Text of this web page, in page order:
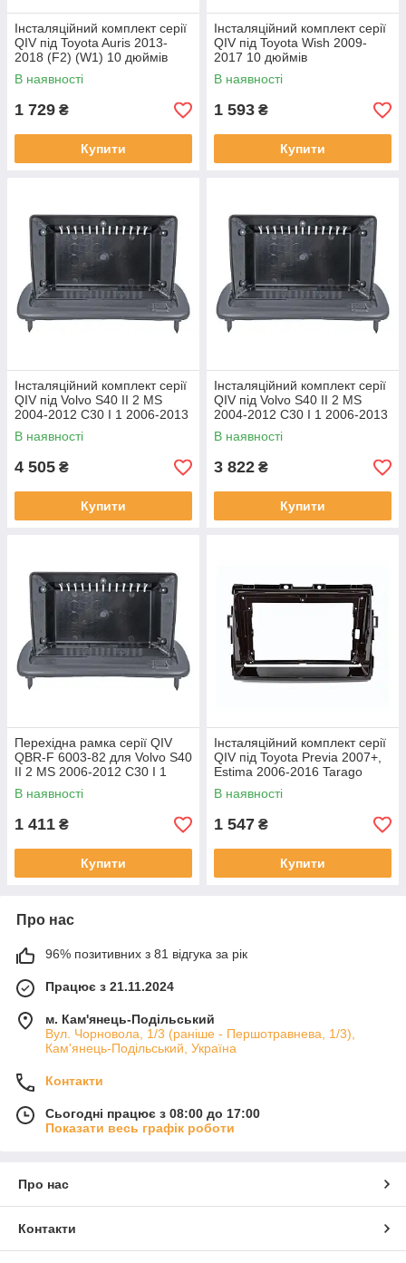
Інсталяційний комплект серії
QIV під Toyota Auris 2013-
2018 (F2) (W1) 10 дюймів
В наявності
1 729 ₴
Купити
Інсталяційний комплект серії
QIV під Toyota Wish 2009-
2017 10 дюймів
В наявності
1 593 ₴
Купити
Інсталяційний комплект серії
QIV під Volvo S40 II 2 MS
2004-2012 C30 I 1 2006-2013
C70 II 2 2005-2013 (W1) 9
В наявності
4 505 ₴
Купити
Інсталяційний комплект серії
QIV під Volvo S40 II 2 MS
2004-2012 C30 I 1 2006-2013
C70 II 2 2005-2013 (W2) 9
В наявності
3 822 ₴
Купити
Перехідна рамка серії QIV
QBR-F 6003-82 для Volvo S40
II 2 MS 2006-2012 C30 I 1
2006-2013 C70 II 2 2004-2010
9 дюймів
В наявності
1 411 ₴
Купити
Інсталяційний комплект серії
QIV під Toyota Previa 2007+,
Estima 2006-2016 Tarago
2007-2016 (W1) 9 дюймів
В наявності
1 547 ₴
Купити
Про нас
96% позитивних з 81 відгука за рік
Працює з 21.11.2024
м. Кам'янець-Подільський
Вул. Чорновола, 1/3 (раніше - Першотравнева, 1/3),
Кам'янець-Подільський, Україна
Контакти
Сьогодні працює з 08:00 до 17:00
Показати весь графік роботи
Про нас
Контакти